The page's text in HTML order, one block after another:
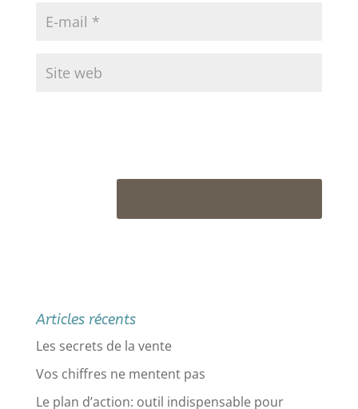
Articles récents
Les secrets de la vente
Vos chiffres ne mentent pas
Le plan d’action: outil indispensable pour